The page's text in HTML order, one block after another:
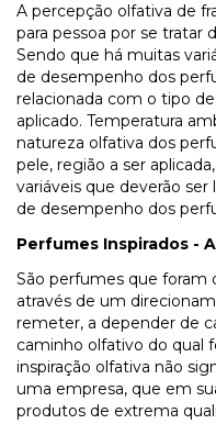
A percepção olfativa de
para pessoa por se tratar
Sendo que há muitas
de desempenho dos
relacionada com o tipo
aplicado. Temperatura
natureza olfativa dos
pele, região a ser
variáveis que deverão
de desempenho dos
Perfumes Inspirados -
São perfumes que foram
através de um
remeter, a depender de
caminho olfativo do qual
inspiração olfativa não
uma empresa, que em
produtos de extrema